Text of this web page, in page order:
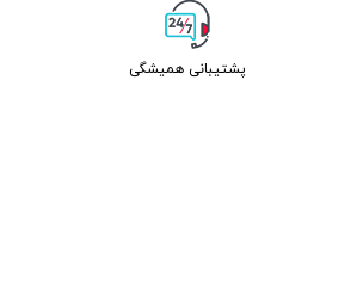
پشتیبانی همیشگی